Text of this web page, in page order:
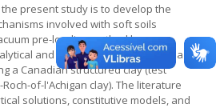
present study is to develop the
involved with soft soils
pre-loading method by
and numerical solutions with a
a Canadian structured clay (test
of-l'Achigan clay). The literature
solutions, constitutive models, and